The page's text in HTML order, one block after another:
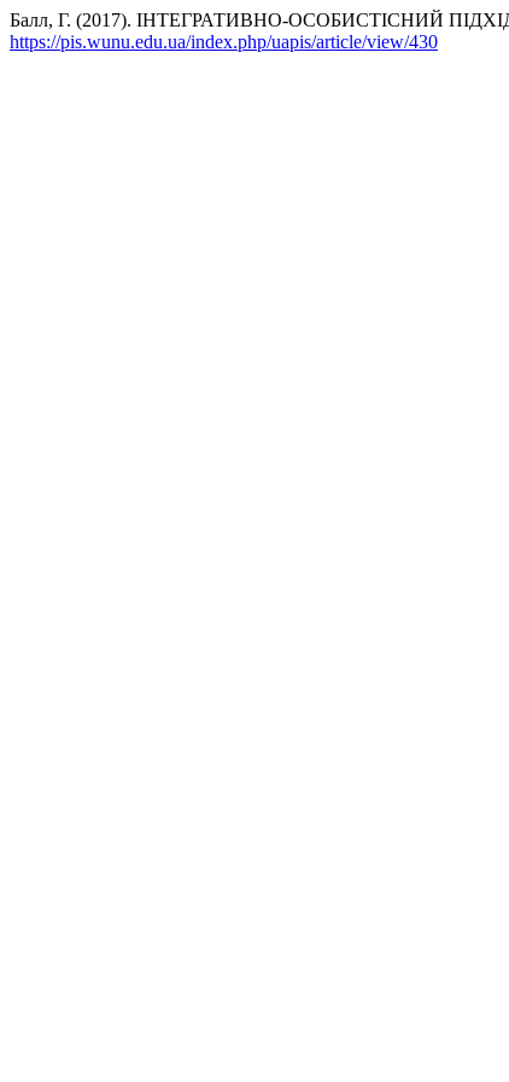
Балл, Г. (2017). ІНТЕГРАТИВНО-ОСОБИСТІСНИЙ
https://pis.wunu.edu.ua/index.php/uapis/article/view/430